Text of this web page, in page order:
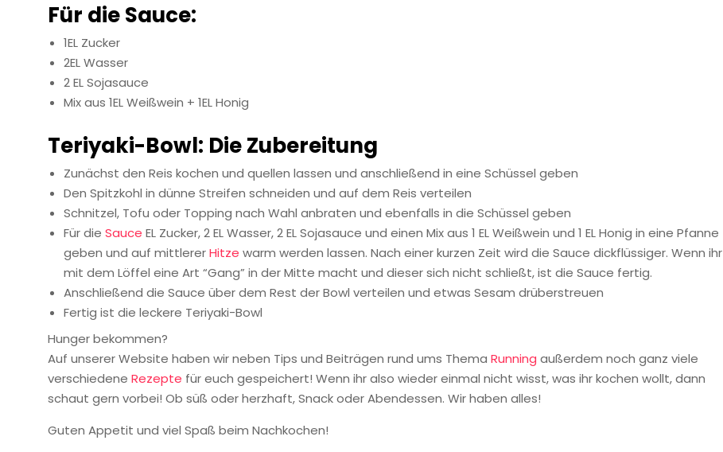
Für die Sauce:
1EL Zucker
2EL Wasser
2 EL Sojasauce
Mix aus 1EL Weißwein + 1EL Honig
Teriyaki-Bowl: Die Zubereitung
Zunächst den Reis kochen und quellen lassen und anschließend in eine Schüssel geben
Den Spitzkohl in dünne Streifen schneiden und auf dem Reis verteilen
Schnitzel, Tofu oder Topping nach Wahl anbraten und ebenfalls in die Schüssel geben
Für die Sauce EL Zucker, 2 EL Wasser, 2 EL Sojasauce und einen Mix aus 1 EL Weißwein und 1 EL Honig in eine Pfanne
geben und auf mittlererHitze warm werden lassen. Nach einer kurzen Zeit wird die Sauce dickflüssiger. Wenn ihr
mit dem Löffel eine Art “Gang” in der Mitte macht und dieser sich nicht schließt, ist die Sauce fertig.
Anschließend die Sauce über dem Rest der Bowl verteilen und etwas Sesam drüberstreuen
Fertig ist die leckere Teriyaki-Bowl
Hunger bekommen?
Auf unserer Website haben wir neben Tips und Beiträgen rund ums Thema Running außerdem noch ganz viele
verschiedene Rezepte für euch gespeichert! Wenn ihr also wieder einmal nicht wisst, was ihr kochen wollt, dann
schaut gern vorbei! Ob süß oder herzhaft, Snack oder Abendessen. Wir haben alles!
Guten Appetit und viel Spaß beim Nachkochen!